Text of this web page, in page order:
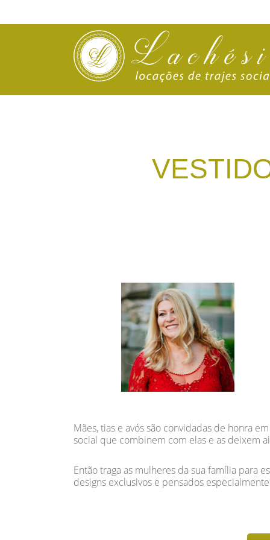
Mães, tias e avós são convidadas de honra
social que combinem com elas e as deixem
Então traga as mulheres da sua família para
designs exclusivos e pensados